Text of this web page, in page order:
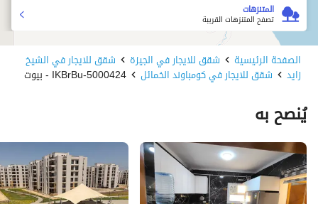
المتنزهات
تصفح المتنزهات القريبة
الصفحة الرئيسية شقق للايجار في الجيزة شقق للايجار في الشيخ
زايد شقق للايجار في كومباوند الخمائل 5000424-IKBrBu - بيوت
يُنصح به